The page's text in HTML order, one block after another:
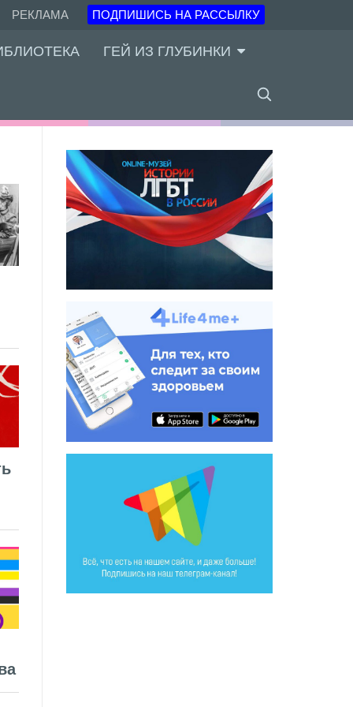
РЕКЛАМА ПОДПИШИСЬ НА РАССЫЛКУ
ГЕЙ ИЗ ГЛУБИНКИ